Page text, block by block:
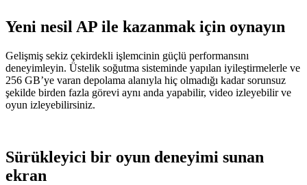
Yeni nesil AP ile kazanmak için oynayın
Gelişmiş sekiz çekirdekli işlemcinin güçlü performansını
deneyimleyin. Üstelik soğutma sisteminde yapılan iyileştirmelerle ve
256 GB’ye varan depolama alanıyla hiç olmadığı kadar sorunsuz
şekilde birden fazla görevi aynı anda yapabilir, video izleyebilir ve
oyun izleyebilirsiniz.
Sürükleyici bir oyun deneyimi sunan
ekran